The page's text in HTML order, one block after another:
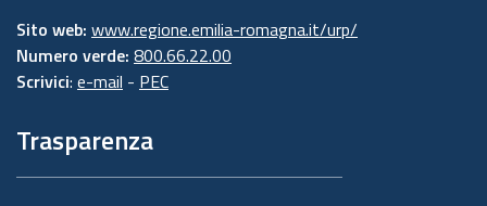
Sito web: www.regione.emilia-romagna.it/urp/
Numero verde: 800.66.22.00
Scrivici: e-mail - PEC
Trasparenza